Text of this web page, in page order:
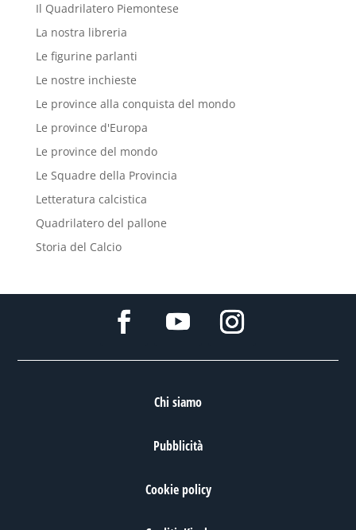
Il Quadrilatero Piemontese
La nostra libreria
Le figurine parlanti
Le nostre inchieste
Le province alla conquista del mondo
Le province d'Europa
Le province del mondo
Le Squadre della Provincia
Letteratura calcistica
Quadrilatero del pallone
Storia del Calcio
Chi siamo
Pubblicità
Cookie policy